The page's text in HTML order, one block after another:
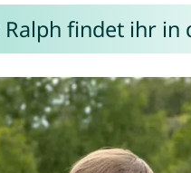
findet ihr in